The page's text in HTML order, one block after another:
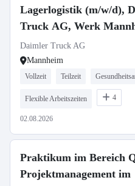
Lagerlogistik (m/w/d),
Truck AG, Werk
Ausbildungsbeginn
Daimler Truck AG
Mannheim
Vollzeit Teilzeit
Flexible Arbeitszeiten 4
02.08.2026
Praktikum im Bereich
Projektmanagement im